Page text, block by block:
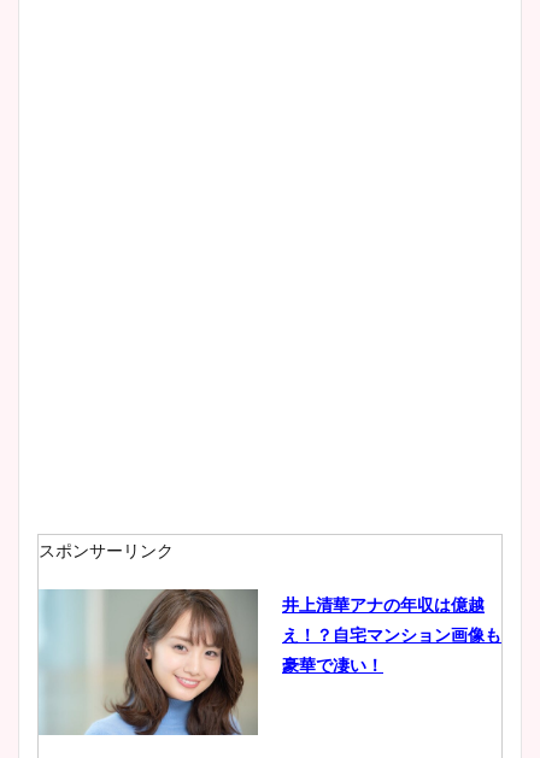
スポンサーリンク
井上清華アナの年収は億越
え！？自宅マンション画像も
豪華で凄い！